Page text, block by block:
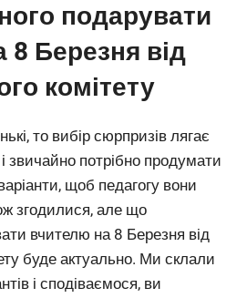
подарувати
8 Березня від
комітету
то вибір сюрпризів лягає
і звичайно потрібно продумати
щоб педагогу вони
згодилися, але що
вчителю на 8 Березня від
буде актуально. Ми склали
і сподіваємося, ви